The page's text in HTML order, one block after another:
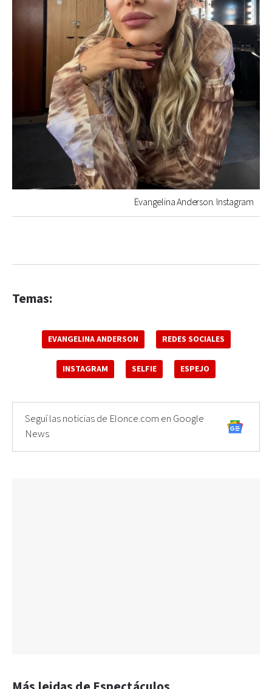
Evangelina Anderson. Instagram
Temas:
EVANGELINA ANDERSON REDES SOCIALES
INSTAGRAM SELFIE ESPEJO
Seguí las noticias de Elonce.com en Google
News